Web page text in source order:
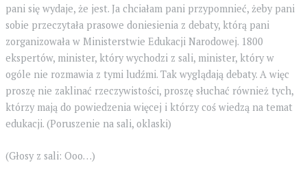
pani się wydaje, że jest. Ja chciałam pani przypomnieć, żeby pani
sobie przeczytała prasowe doniesienia z debaty, którą pani
zorganizowała w Ministerstwie Edukacji Narodowej. 1800
ekspertów, minister, który wychodzi z sali, minister, który w
ogóle nie rozmawia z tymi ludźmi. Tak wyglądają debaty. A więc
proszę nie zaklinać rzeczywistości, proszę słuchać również tych,
którzy mają do powiedzenia więcej i którzy coś wiedzą na temat
edukacji. (Poruszenie na sali, oklaski)
(Głosy z sali: Ooo…)